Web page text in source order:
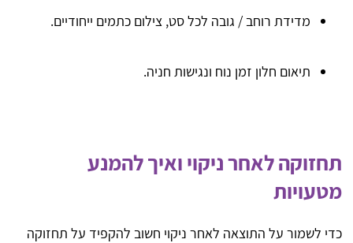
מדידת רוחב / גובה לכל סט, צילום כתמים ייחודיים.
תיאום חלון זמן נוח ונגישות חניה.
תחזוקה לאחר ניקוי ואיך להמנע
מטעויות
כדי לשמור על התוצאה לאחר ניקוי חשוב להקפיד על תחזוקה